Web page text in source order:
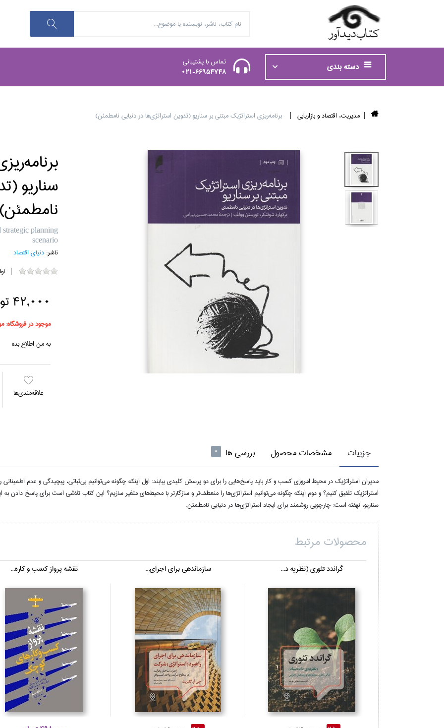
دسته بندی
تماس با پشتیبانی
021-66954748
مديريت، اقتصاد و بازاريابي برنامه‌ريزي استراتژيك مبتني بر سناريو (تدوين استراتژي‌ها در دنيايي نامطمئن)
سناريو
نامطمئن)
planning
scenario
ناشر: دنياي اقتصاد
42,000 تومان
موجود در فروشگاه:
به من اطلاع بده
علاقه‌مندي‌ها
جزییات مشخصات محصول بررسی ها 0
مديران استراتژيك در محيط امروزي كسب و كار بايد پاسخ‌هايي را براي دو پرسش كليدي بيابند: اول اينكه چگونه مي‌توانيم بي‌ثباتي، پيچيدگي و عدم اطميناني
استراتژيك تلفيق كنيم؟ و دوم اينكه چگونه مي‌توانيم استراتژي‌ها را منعطف‌تر و سازگارتر با محيط‌هاي متغير سازيم؟ اين كتاب تلاشي است براي پاسخ ‌دادن
سناريو، نهفته است: چارچوبي روشمند براي ايجاد استراتژي‌ها در دنيايي نامطمئن.
محصولات مرتبط
گراندد تئوري (نظريه د... سازماندهي براي اجراي... نقشه پرواز كسب و كاره...